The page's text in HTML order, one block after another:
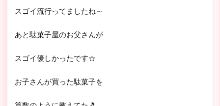
スゴイ流行ってましたね～
あと駄菓子屋のお父さんが
スゴイ優しかったです☆
お子さんが買った駄菓子を